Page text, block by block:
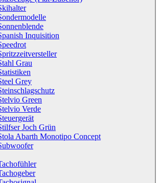
Inquisition
Grau
Grey
Green
Verde
Joch Grün
Abarth Monotipo Concept